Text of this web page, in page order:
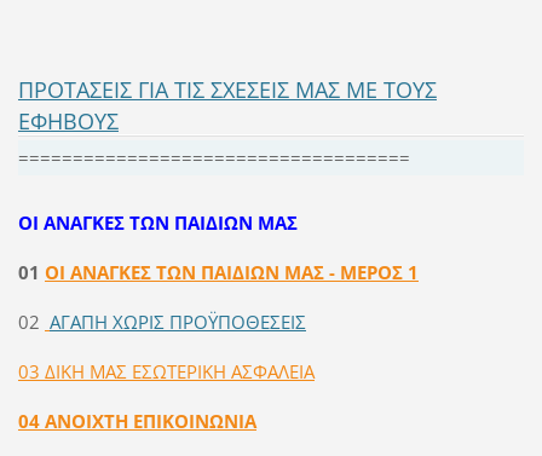
ΠΡΟΤΑΣΕΙΣ ΓΙΑ ΤΙΣ ΣΧΕΣΕΙΣ ΜΑΣ ΜΕ ΤΟΥΣ
ΕΦΗΒΟΥΣ
====================================
ΟΙ ΑΝΑΓΚΕΣ ΤΩΝ ΠΑΙΔΙΩΝ ΜΑΣ
01 ΟΙ ΑΝΑΓΚΕΣ ΤΩΝ ΠΑΙΔΙΩΝ ΜΑΣ - ΜΕΡΟΣ 1
02 ΑΓΑΠΗ ΧΩΡΙΣ ΠΡΟΫΠΟΘΕΣΕΙΣ
03 ΔΙΚΗ ΜΑΣ ΕΣΩΤΕΡΙΚΗ ΑΣΦΑΛΕΙΑ
04 ANOIXTH EΠIKOINΩNIA